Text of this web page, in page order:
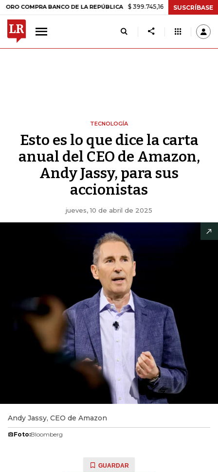
BANCO DE LA REPÚBLICA $ 399.745,16 +$ 2.295,71 +0,58%
SUSCRÍBASE
TECNOLOGÍA
Esto es lo que dice la carta
anual del CEO de Amazon,
Andy Jassy, para sus
accionistas
jueves, 10 de abril de 2025
Andy Jassy, CEO de Amazon
Foto:Bloomberg
GUARDAR